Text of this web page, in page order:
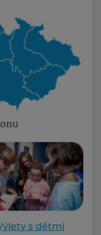
s dětmi